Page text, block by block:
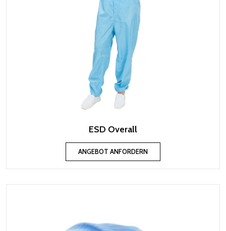
ESD Overall
ANGEBOT ANFORDERN